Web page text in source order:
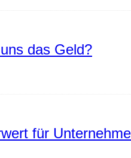
das Geld?
für